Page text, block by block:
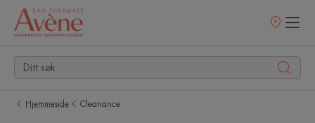
Utsalgssteder
Hjemmeside Cleanance